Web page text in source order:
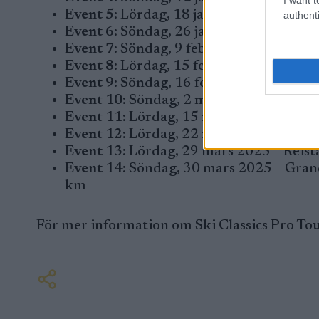
Event 5: Lördag, 18 januari 2025 –
Event 6: Söndag, 26 januari 2025 –
Event 7: Söndag, 9 februari 2025 –
Event 8: Lördag, 15 februari 2025 –
Event 9: Söndag, 16 februari 2025 –
Event 10: Söndag, 2 mars 2025 –
Event 11: Lördag, 15 mars 2025 –
Event 12: Lördag, 22 mars 2025 –
Event 13: Lördag, 29 mars 2025 –
Event 14: Söndag, 30 mars 2025 –
km
För mer information om Ski Classics Pro